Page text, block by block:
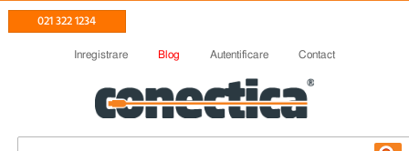
021 322 1234
Inregistrare Blog Autentificare Contact